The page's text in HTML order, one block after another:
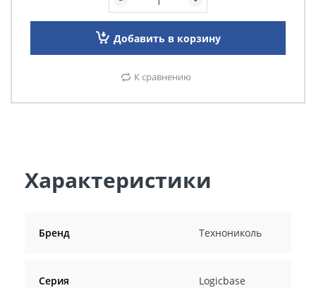
Добавить в корзину
К сравнению
Характеристики
Бренд Технониколь
Серия Logicbase